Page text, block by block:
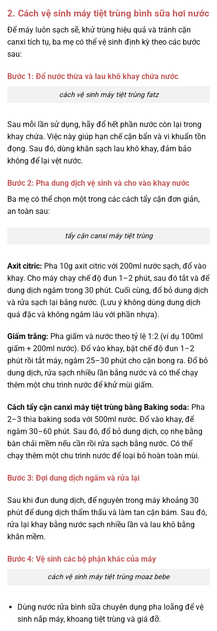
2. Cách vệ sinh máy tiệt trùng bình sữa hơi nước
Để máy luôn sạch sẽ, khử trùng hiệu quả và tránh cặn
canxi tích tụ, ba mẹ có thể vệ sinh định kỳ theo các bước
sau:
Bước 1: Đổ nước thừa và lau khô khay chứa nước
cách vệ sinh máy tiệt trùng fatz
Sau mỗi lần sử dụng, hãy đổ hết phần nước còn lại trong
khay chứa. Việc này giúp hạn chế cặn bẩn và vi khuẩn tồn
đọng. Sau đó, dùng khăn sạch lau khô khay, đảm bảo
không để lại vệt nước.
Bước 2: Pha dung dịch vệ sinh và cho vào khay nước
Ba mẹ có thể chọn một trong các cách tẩy cặn đơn giản,
an toàn sau:
tẩy cặn canxi máy tiệt trùng
Axit citric: Pha 10g axit citric với 200ml nước sạch, đổ vào
khay. Cho máy chạy chế độ đun 1–2 phút, sau đó tắt và để
dung dịch ngâm trong 30 phút. Cuối cùng, đổ bỏ dung dịch
và rửa sạch lại bằng nước. (Lưu ý không dùng dung dịch
quá đặc và không ngâm lâu với phần nhựa).
Giấm trắng: Pha giấm và nước theo tỷ lệ 1:2 (ví dụ 100ml
giấm + 200ml nước). Đổ vào khay, bật chế độ đun 1–2
phút rồi tắt máy, ngâm 25–30 phút cho cặn bong ra. Đổ bỏ
dung dịch, rửa sạch nhiều lần bằng nước và có thể chạy
thêm một chu trình nước để khử mùi giấm.
Cách tẩy cặn canxi máy tiệt trùng bằng Baking soda: Pha
2–3 thìa baking soda với 500ml nước. Đổ vào khay, để
ngâm 30–60 phút. Sau đó, đổ bỏ dung dịch, cọ nhẹ bằng
bàn chải mềm nếu cần rồi rửa sạch bằng nước. Có thể
chạy thêm một chu trình nước để loại bỏ hoàn toàn mùi.
Bước 3: Đợi dung dịch ngấm và rửa lại
Sau khi đun dung dịch, để nguyên trong máy khoảng 30
phút để dung dịch thẩm thấu và làm tan cặn bám. Sau đó,
rửa lại khay bằng nước sạch nhiều lần và lau khô bằng
khăn mềm.
Bước 4: Vệ sinh các bộ phận khác của máy
cách vệ sinh máy tiệt trùng moaz bebe
Dùng nước rửa bình sữa chuyên dụng pha loãng để vệ
sinh nắp máy, khoang tiệt trùng và giá đỡ.